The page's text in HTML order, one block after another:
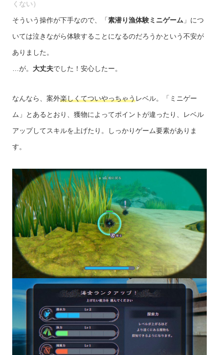
くない）
そういう操作が下手なので、「素潜り漁体験ミニゲーム 」につ
いては泣きながら体験することになるのだろうかという不安が
ありました。
…が。 大丈夫でした！安心したー。
なんなら、案外楽しくてついやっちゃうレベル。「ミニゲー
ム」とあるとおり、獲物によってポイントが違ったり、レベル
アップしてスキルを上げたり。しっかりゲーム要素がありま
す。